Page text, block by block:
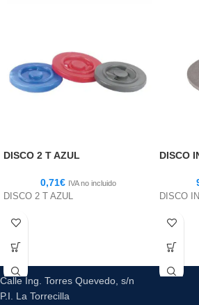
DISCO 2 T AZUL
0,71€ IVA no incluido
DISCO 2 T AZUL
DISCO
DISCO
Calle Ing. Torres Quevedo, s/n
P.I. La Torrecilla